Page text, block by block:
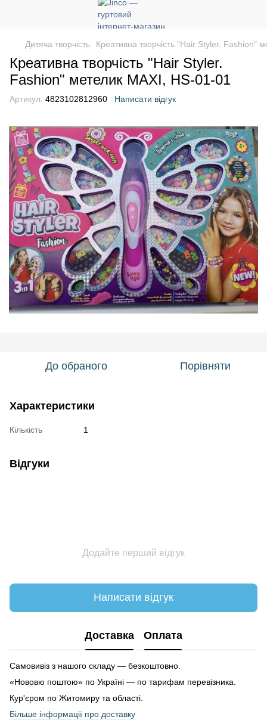
Дитяча творчість Креативна творчість "Hair Styler. Fashion"
Креативна творчість "Hair Styler.
Fashion" метелик MAXI, HS-01-01
Артикул: 4823102812960 Написати відгук
До обраного Порівняти
Характеристики
Кількість 1
Відгуки
Додайте перший відгук
Написати відгук
Доставка Оплата
Самовивіз з нашого складу — безкоштовно.
«Нововю поштою» по Україні — по тарифам перевізника.
Кур'єром по Житомиру та області.
Більше інформації про доставку